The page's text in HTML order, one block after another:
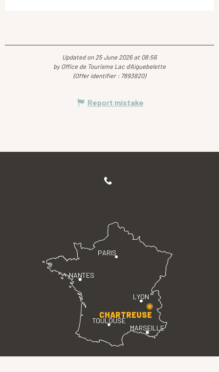
Updated on 25 June 2026 at 08:56
by Office de Tourisme Lac d'Aiguebelette
(Offer identifier : 7893820)
Report mistake
PARIS
LYON
TOULOUSE
MARSEILLE
NANTES
CHARTREUSE